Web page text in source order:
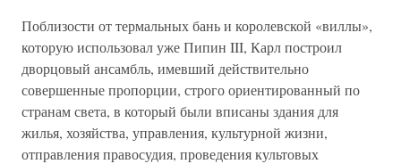
Поблизости от термальных бань и королевской «виллы»,
которую использовал уже Пипин III, Карл построил
дворцовый ансамбль, имевший действительно
совершенные пропорции, строго ориентированный по
странам света, в который были вписаны здания для
жилья, хозяйства, управления, культурной жизни,
отправления правосудия, проведения культовых